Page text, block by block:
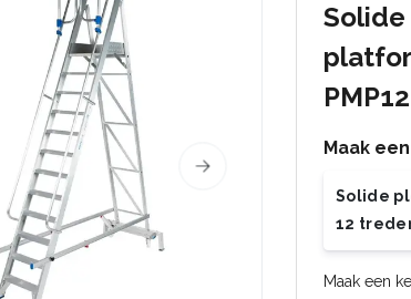
PMP12
Maak
Solide
12
Maak een